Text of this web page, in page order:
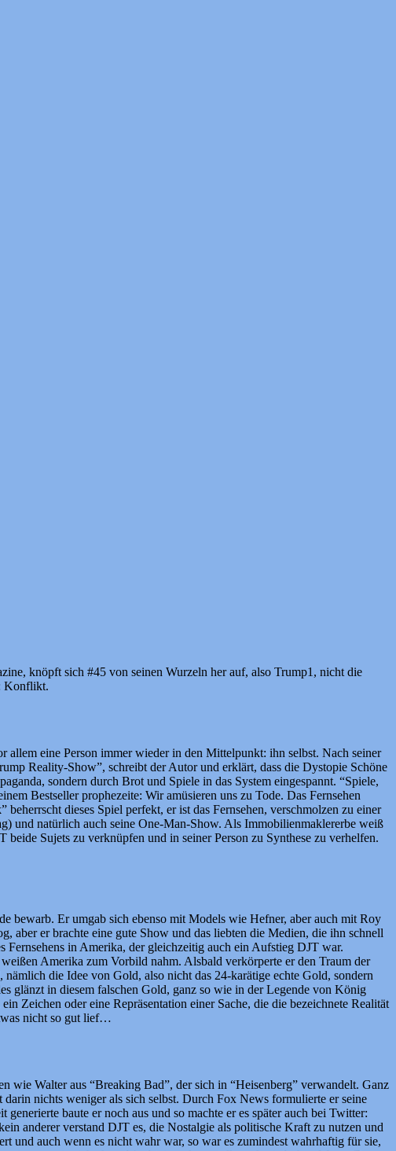
knöpft sich #45 von seinen Wurzeln her auf, also Trump1, nicht die
Konflikt.
allem eine Person immer wieder in den Mittelpunkt: ihn selbst. Nach seiner
Reality-Show”, schreibt der Autor und erklärt, dass die Dystopie Schöne
sondern durch Brot und Spiele in das System eingespannt. “Spiele,
Bestseller prophezeite: Wir amüsieren uns zu Tode. Das Fernsehen
dieses Spiel perfekt, er ist das Fernsehen, verschmolzen zu einer
und natürlich auch seine One-Man-Show. Als Immobilienmaklererbe weiß
Sujets zu verknüpfen und in seiner Person zu Synthese zu verhelfen.
bewarb. Er umgab sich ebenso mit Models wie Hefner, aber auch mit Roy
aber er brachte eine gute Show und das liebten die Medien, die ihn schnell
Fernsehens in Amerika, der gleichzeitig auch ein Aufstieg DJT war.
Amerika zum Vorbild nahm. Alsbald verkörperte er den Traum der
die Idee von Gold, also nicht das 24-karätige echte Gold, sondern
glänzt in diesem falschen Gold, ganz so wie in der Legende von König
Zeichen oder eine Repräsentation einer Sache, die die bezeichnete Realität
nicht so gut lief…
Walter aus “Breaking Bad”, der sich in “Heisenberg” verwandelt. Ganz
nichts weniger als sich selbst. Durch Fox News formulierte er seine
baute er noch aus und so machte er es später auch bei Twitter:
anderer verstand DJT es, die Nostalgie als politische Kraft zu nutzen und
und auch wenn es nicht wahr war, so war es zumindest wahrhaftig für sie,